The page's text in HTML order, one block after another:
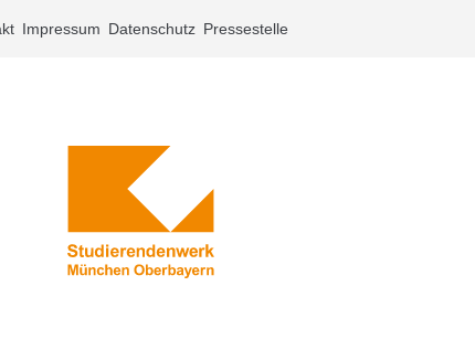
Impressum Datenschutz Pressestelle